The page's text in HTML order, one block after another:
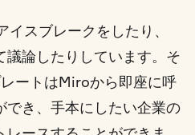
スブレークをしたり、
議論したりしています。そ
ートはMiroから即座に呼
でき、手本にしたい企業の